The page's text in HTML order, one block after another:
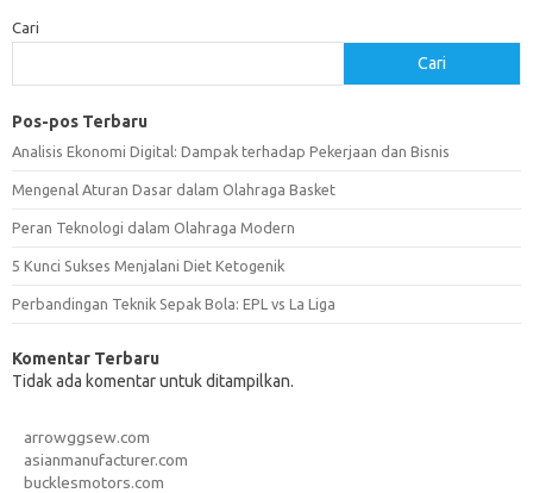
Cari
Cari
Pos-pos Terbaru
Analisis Ekonomi Digital: Dampak terhadap Pekerjaan dan Bisnis
Mengenal Aturan Dasar dalam Olahraga Basket
Peran Teknologi dalam Olahraga Modern
5 Kunci Sukses Menjalani Diet Ketogenik
Perbandingan Teknik Sepak Bola: EPL vs La Liga
Komentar Terbaru
Tidak ada komentar untuk ditampilkan.
arrowggsew.com
asianmanufacturer.com
bucklesmotors.com